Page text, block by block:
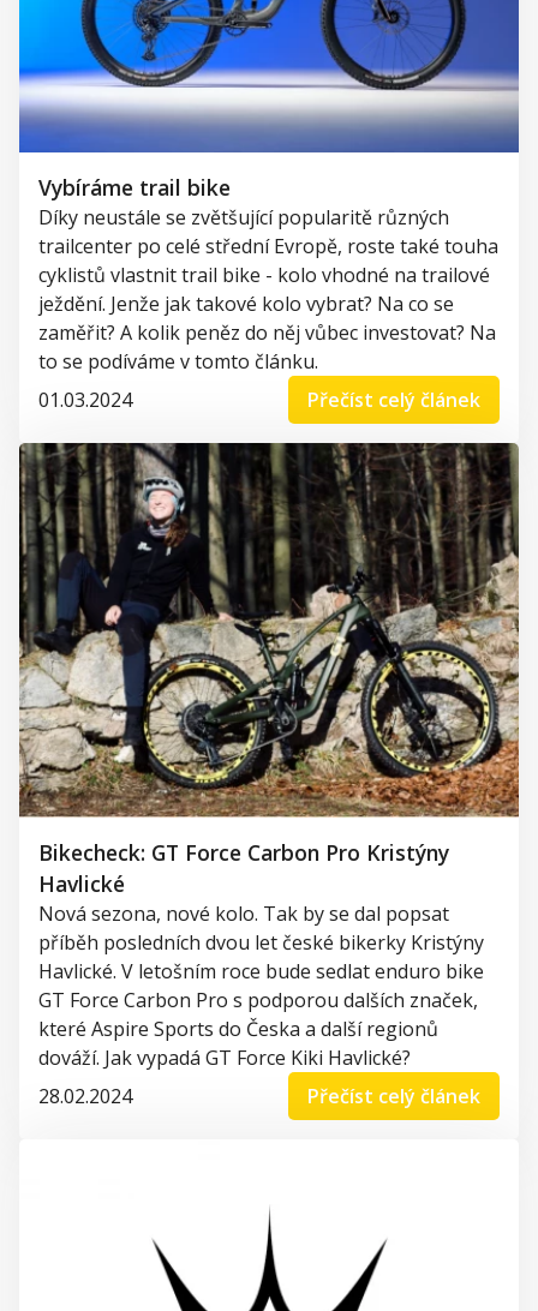
Vybíráme trail bike
Díky neustále se zvětšující popularitě různých
trailcenter po celé střední Evropě, roste také touha
cyklistů vlastnit trail bike - kolo vhodné na trailové
ježdění. Jenže jak takové kolo vybrat? Na co se
zaměřit? A kolik peněz do něj vůbec investovat? Na
to se podíváme v tomto článku.
01.03.2024
Přečíst celý článek
Bikecheck: GT Force Carbon Pro Kristýny
Havlické
Nová sezona, nové kolo. Tak by se dal popsat
příběh posledních dvou let české bikerky Kristýny
Havlické. V letošním roce bude sedlat enduro bike
GT Force Carbon Pro s podporou dalších značek,
které Aspire Sports do Česka a další regionů
dováží. Jak vypadá GT Force Kiki Havlické?
28.02.2024
Přečíst celý článek